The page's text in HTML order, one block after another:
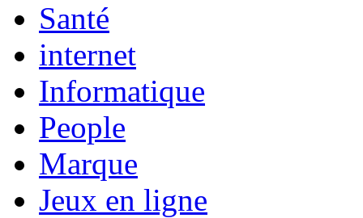
Santé
internet
Informatique
People
Marque
Jeux en ligne